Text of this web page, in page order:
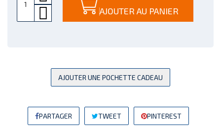
AJOUTER AU PANIER
AJOUTER UNE POCHETTE CADEAU
PARTAGER TWEET PINTEREST